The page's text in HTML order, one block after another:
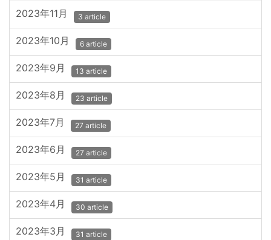
2023年11月 3 article
2023年10月 6 article
2023年9月 13 article
2023年8月 23 article
2023年7月 27 article
2023年6月 27 article
2023年5月 31 article
2023年4月 30 article
2023年3月 31 article